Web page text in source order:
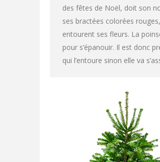
des fêtes de Noël, doit son
ses bractées colorées
entourent ses fleurs. La
pour s’épanouir. Il est donc
qui l’entoure sinon elle va